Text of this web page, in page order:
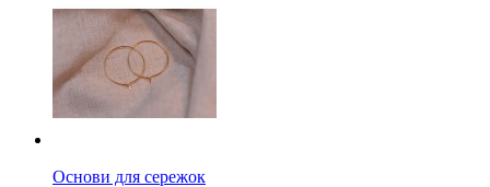
Основи для сережок